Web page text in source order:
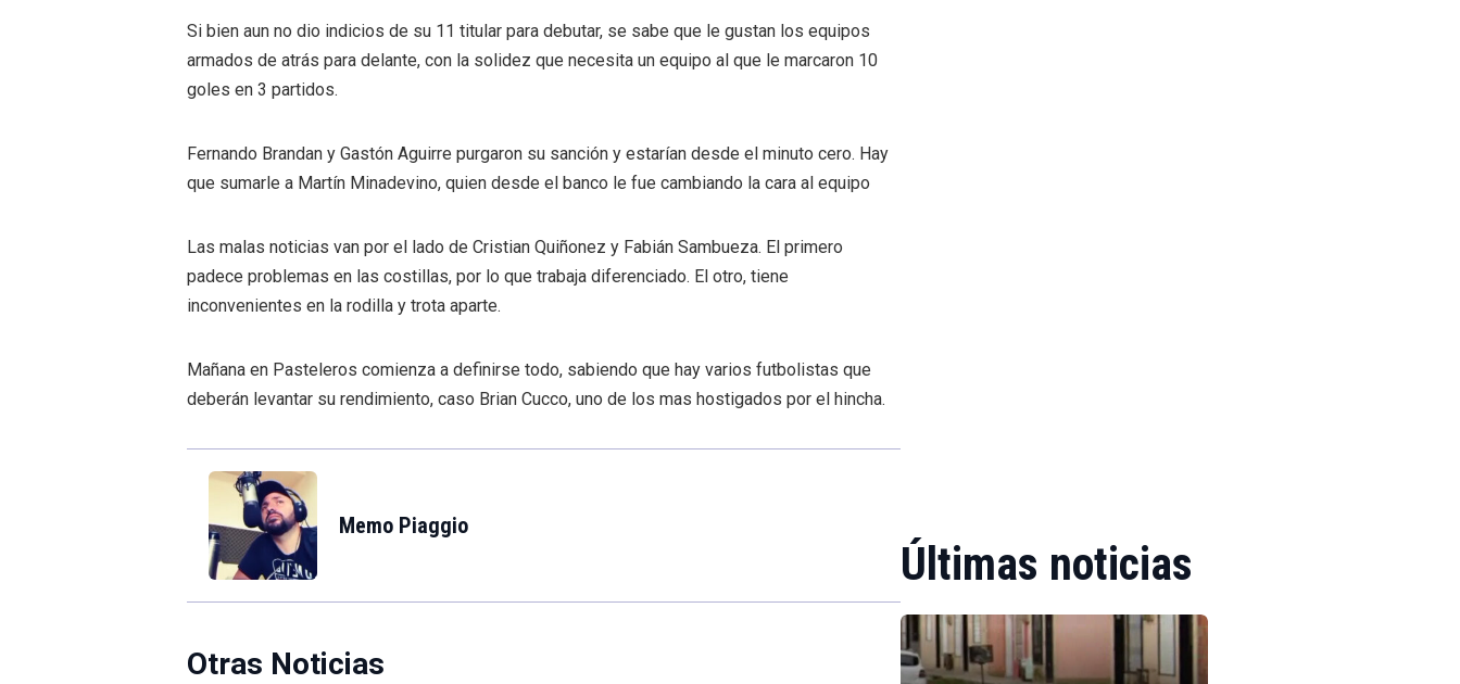
Si bien aun no dio indicios de su 11 titular para debutar, se sabe que le gustan los equipos
armados de atrás para delante, con la solidez que necesita un equipo al que le marcaron 10
goles en 3 partidos.
Fernando Brandan y Gastón Aguirre purgaron su sanción y estarían desde el minuto cero. Hay
que sumarle a Martín Minadevino, quien desde el banco le fue cambiando la cara al equipo
Las malas noticias van por el lado de Cristian Quiñonez y Fabián Sambueza. El primero
padece problemas en las costillas, por lo que trabaja diferenciado. El otro, tiene
inconvenientes en la rodilla y trota aparte.
Mañana en Pasteleros comienza a definirse todo, sabiendo que hay varios futbolistas que
deberán levantar su rendimiento, caso Brian Cucco, uno de los mas hostigados por el hincha.
Memo Piaggio
Otras Noticias
Últimas noticias